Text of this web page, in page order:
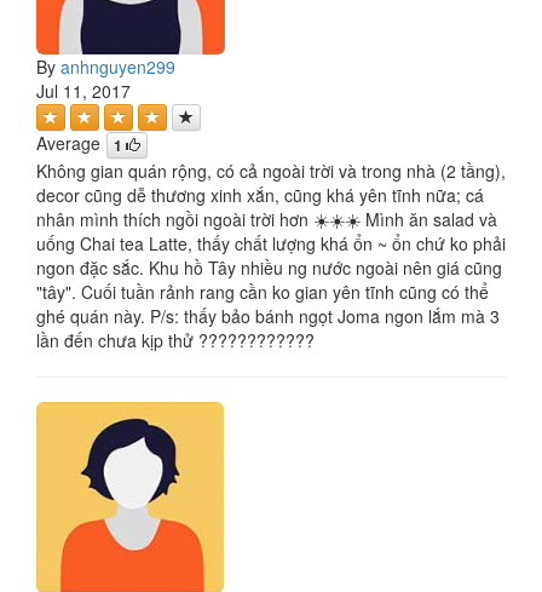
By anhnguyen299
Jul 11, 2017
Average 1
Không gian quán rộng, có cả ngoài trời và trong nhà (2 tầng),
decor cũng dễ thương xinh xắn, cũng khá yên tĩnh nữa; cá
nhân mình thích ngồi ngoài trời hơn ☀️☀️☀️ Mình ăn salad và
uống Chai tea Latte, thấy chất lượng khá ổn ~ ổn chứ ko phải
ngon đặc sắc. Khu hồ Tây nhiều ng nước ngoài nên giá cũng
"tây". Cuối tuần rảnh rang cần ko gian yên tĩnh cũng có thể
ghé quán này. P/s: thấy bảo bánh ngọt Joma ngon lắm mà 3
lần đến chưa kịp thử ????????????